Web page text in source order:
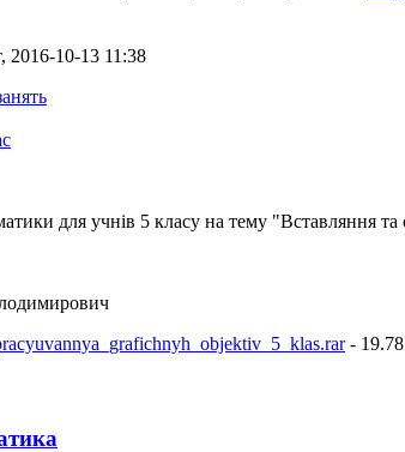
2016-10-13 11:38
для учнів 5 класу на тему "Вставляння
-